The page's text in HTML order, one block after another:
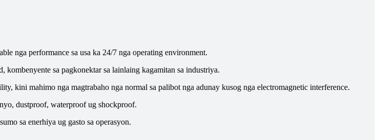
nga performance sa usa ka 24/7 nga operating environment.
kombenyente sa pagkonektar sa lainlaing kagamitan sa industriya.
kini mahimo nga magtrabaho nga normal sa palibot nga adunay kusog nga electromagnetic interference.
dustproof, waterproof ug shockproof.
sa enerhiya ug gasto sa operasyon.